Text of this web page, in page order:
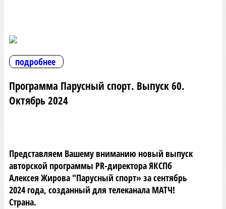
подробнее
Программа Парусный спорт. Выпуск 60.
Октябрь 2024
Представляем Вашему вниманию новый выпуск
авторской программы PR-директора ЯКСПб
Алексея Жирова "Парусный спорт» за сентябрь
2024 года, созданный для телеканала МАТЧ!
Страна.